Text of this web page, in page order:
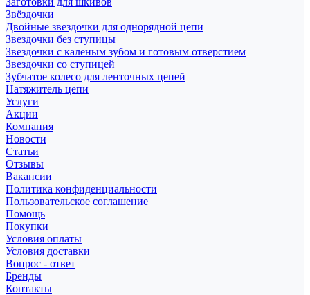
Звёздочки
Двойные звездочки для однорядной цепи
Звездочки без ступицы
Звездочки с каленым зубом и готовым отверстием
Звездочки со ступицей
Зубчатое колесо для ленточных цепей
Натяжитель цепи
Услуги
Акции
Компания
Новости
Статьи
Отзывы
Вакансии
Политика конфиденциальности
Пользовательское соглашение
Помощь
Покупки
Условия оплаты
Условия доставки
Вопрос - ответ
Бренды
Контакты